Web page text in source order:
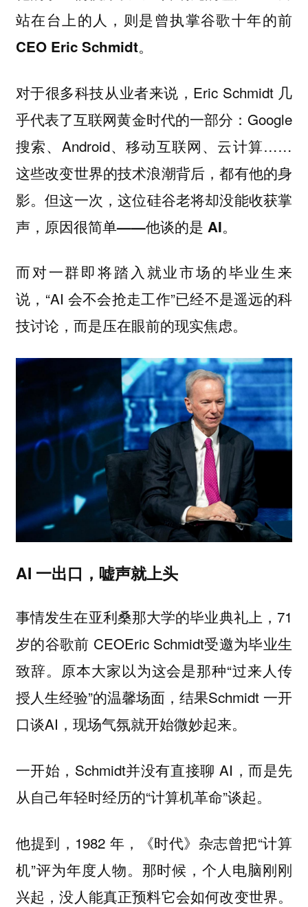
站在台上的人，则是曾执掌谷歌十年的前
CEO Eric Schmidt。
对于很多科技从业者来说，Eric Schmidt 几
乎代表了互联网黄金时代的一部分：Google
搜索、Android、移动互联网、云计算……
这些改变世界的技术浪潮背后，都有他的身
影。但这一次，这位硅谷老将却没能收获掌
声，原因很简单——他谈的是 AI。
而对一群即将踏入就业市场的毕业生来
说，“AI 会不会抢走工作”已经不是遥远的科
技讨论，而是压在眼前的现实焦虑。
AI 一出口，嘘声就上头
事情发生在亚利桑那大学的毕业典礼上，71
岁的谷歌前 CEOEric Schmidt受邀为毕业生
致辞。原本大家以为这会是那种“过来人传
授人生经验”的温馨场面，结果Schmidt 一开
口谈AI，现场气氛就开始微妙起来。
一开始，Schmidt并没有直接聊 AI，而是先
从自己年轻时经历的“计算机革命”谈起。
他提到，1982 年，《时代》杂志曾把“计算
机”评为年度人物。那时候，个人电脑刚刚
兴起，没人能真正预料它会如何改变世界。